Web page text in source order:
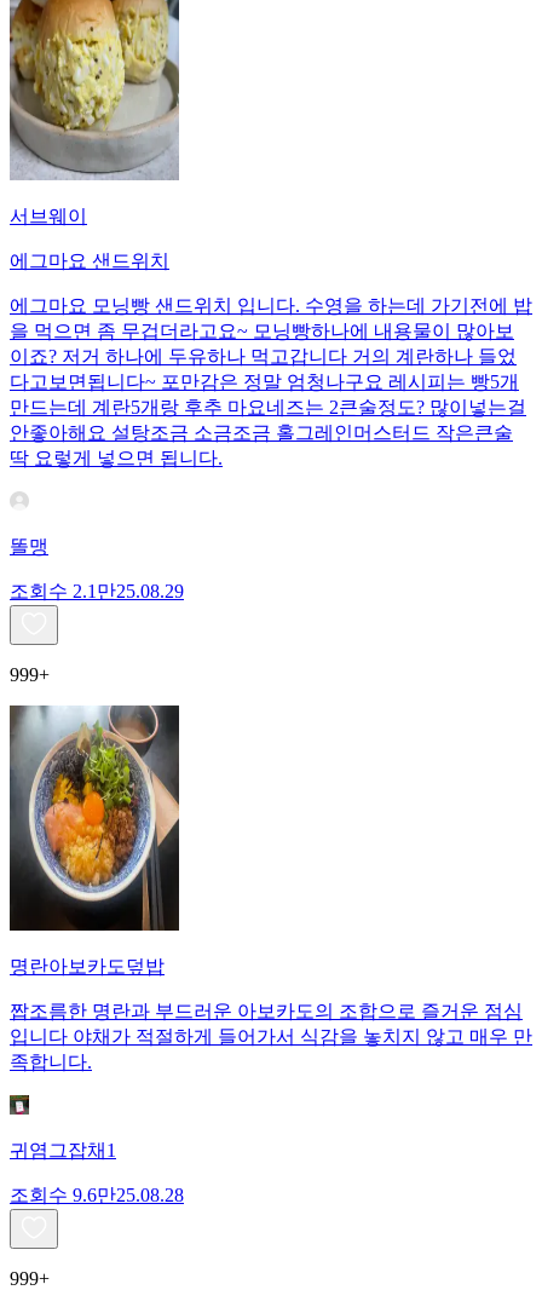
서브웨이
에그마요 샌드위치
에그마요 모닝빵 샌드위치 입니다. 수영을 하는데 가기전에 밥
을 먹으면 좀 무겁더라고요~ 모닝빵하나에 내용물이 많아보
이죠? 저거 하나에 두유하나 먹고갑니다 거의 계란하나 들었
다고보면됩니다~ 포만감은 정말 엄청나구요 레시피는 빵5개
만드는데 계란5개랑 후추 마요네즈는 2큰술정도? 많이넣는걸
안좋아해요 설탕조금 소금조금 홀그레인머스터드 작은큰술
딱 요렇게 넣으면 됩니다.
똘맹
조회수 2.1만25.08.29
999+
명란아보카도덮밥
짭조름한 명란과 부드러운 아보카도의 조합으로 즐거운 점심
입니다 야채가 적절하게 들어가서 식감을 놓치지 않고 매우 만
족합니다.
귀염그잡채1
조회수 9.6만25.08.28
999+